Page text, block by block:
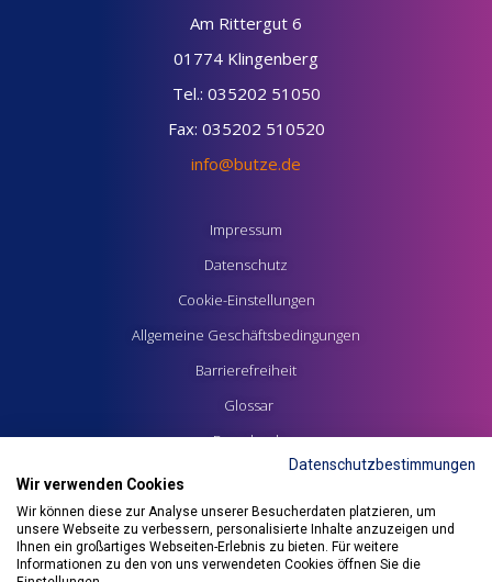
Am Rittergut 6
01774 Klingenberg
Tel.: 035202 51050
Fax: 035202 510520
info@butze.de
Impressum
Datenschutz
Cookie-Einstellungen
Allgemeine Geschäftsbedingungen
Barrierefreiheit
Glossar
Downloads
Datenschutzbestimmungen
Wir verwenden Cookies
Wir können diese zur Analyse unserer Besucherdaten platzieren, um
unsere Webseite zu verbessern, personalisierte Inhalte anzuzeigen und
Ihnen ein großartiges Webseiten-Erlebnis zu bieten. Für weitere
Informationen zu den von uns verwendeten Cookies öffnen Sie die